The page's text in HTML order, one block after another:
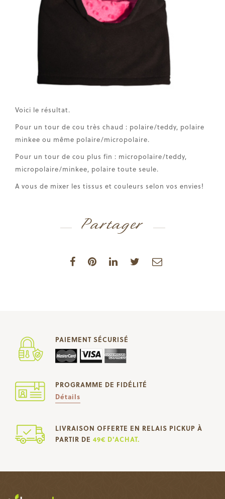
Voici le résultat.
Pour un tour de cou très chaud : polaire/teddy, polaire
minkee ou même polaire/micropolaire.
Pour un tour de cou plus fin : micropolaire/teddy,
micropolaire/minkee, polaire toute seule.
A vous de mixer les tissus et couleurs selon vos envies!
Partager
PAIEMENT SÉCURISÉ
PROGRAMME DE FIDÉLITÉ
Détails
LIVRAISON OFFERTE EN RELAIS PICKUP À
PARTIR DE 49€ D'ACHAT.